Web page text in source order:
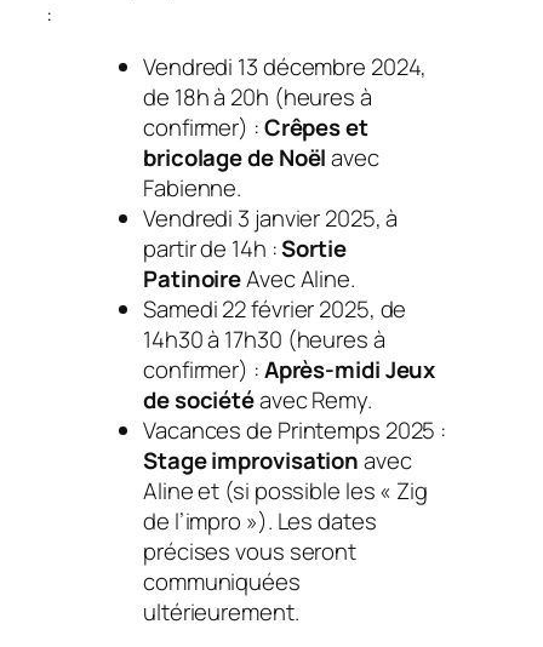
:
Vendredi 13 décembre 2024,
de 18h à 20h (heures à
confirmer) :Crêpes et
bricolage de Noëlavec
Fabienne.
Vendredi 3 janvier 2025, à
partir de 14h :Sortie
PatinoireAvec Aline.
Samedi 22 février 2025, de
14h30 à 17h30 (heures à
confirmer) :Après-midi Jeux
de sociétéavec Remy.
Vacances de Printemps 2025 :
Stage improvisationavec
Aline et (si possible les « Zig
de l’impro »). Les dates
précises vous seront
communiquées
ultérieurement.